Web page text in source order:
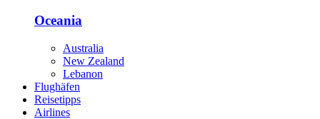
Oceania
Australia
New Zealand
Lebanon
Flughäfen
Reisetipps
Airlines